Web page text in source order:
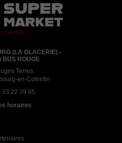
(LA GLACERIE) -
BUS ROUGE
Terres,
en-Cotentin
33 22 39 85
horaires